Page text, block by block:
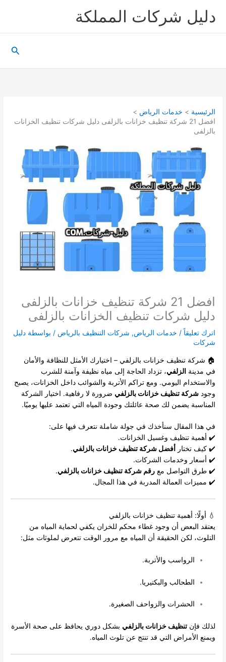
دليل شركات المملكة
الرئيسية
خدمات الرياض
افضل 21 شركة تنظيف خزانات بالزلفى دليل شركات تنظيف الخزانات
بالزلفى
افضل 21 شركة تنظيف خزانات بالزلفى
دليل شركات تنظيف الخزانات بالزلفى
اترك تعليقاً / خدمات الرياض, شركات التنظيف بالرياض / بواسطة دليل
شركات
🏠 شركة تنظيف خزانات بالزلفي – اختيارك الأمثل للنظافة والأمان
في مدينةالزلفي، تزداد الحاجة إلى مياه نظيفة وآمنة للشرب
والاستخدام اليومي. ومع تراكم الأتربة والشوائب داخل الخزانات، يصبح
وجودشركة تنظيف خزانات بالزلفي ضرورة لا رفاهية. اختيار الشركة
المناسبة يضمن لك صحة عائلتك وجودة المياه التي تعتمد عليها يوميًا.
في هذا المقال سنأخذك في جولة شاملة نتعرف فيها على:
✔️ أهمية تنظيف وغسيل الخزانات.
✔️ كيف تختار
أفضل شركة تنظيف خزانات بالزلفي.
✔️ أسعار وخدمات الشركات.
✔️ طرق التواصل معرقم شركة تنظيف خزانات بالزلفي.
✔️ مميزات العمالة المدربة في هذا المجال.
💧 أولًا: أهمية تنظيف خزانات بالزلفي
يعتقد البعض أن وجود غطاء محكم للخزان يكفي لحماية المياه من
التلوث، لكن الحقيقة أن المياه مع مرور الوقت تتعرض لملوثات مثل:
الرواسب والأتربة.
الطحالب والبكتيريا.
الحشرات والزواحف الصغيرة.
لذلك فإنتنظيف خزانات بالزلفي بشكل دوري يحافظ على صحة الأسرة
ويمنع الأمراض التي قد تنتج عن تلوث المياه.